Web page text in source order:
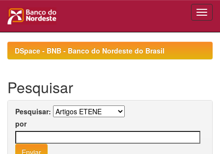
navigationDSpace - BNB - Banco do Nordeste do Brasil
Pesquisar
Pesquisar:
por